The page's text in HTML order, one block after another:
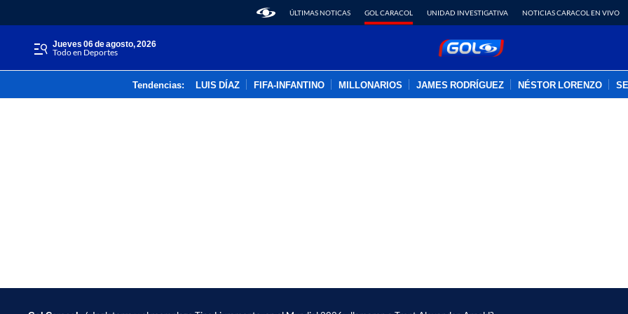
ÚLTIMAS NOTICAS GOL CARACOL UNIDAD INVESTIGATIVA NOTICIAS CARACOL EN VIVO
jueves 06 de agosto, 2026
Todo en Deportes
Tendencias: LUIS DÍAZ FIFA-INFANTINO MILLONARIOS JAMES RODRÍGUEZ NÉSTOR LORENZO